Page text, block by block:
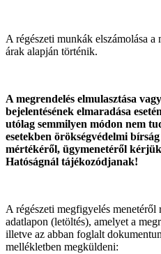
A régészeti munkák elszámolása
árak alapján történik.
A megrendelés elmulasztása
bejelentésének elmaradása
utólag semmilyen módon nem
esetekben örökségvédelmi
mértékéről, ügymenetéről
Hatóságnál tájékozódjanak!
A régészeti megfigyelés menetéről
adatlapon (letöltés), amelyet a
illetve az abban foglalt
mellékletben megküldeni: